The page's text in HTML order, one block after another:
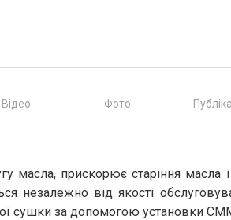
Відео Фото
прискорює старіння масла і
від якості
сушки за допомогою установки